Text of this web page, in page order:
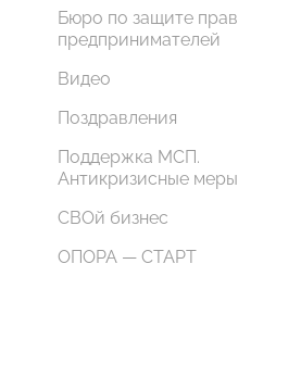
Бюро по защите прав
предпринимателей
Видео
Поздравления
Поддержка МСП.
Антикризисные меры
СВОй бизнес
ОПОРА — СТАРТ